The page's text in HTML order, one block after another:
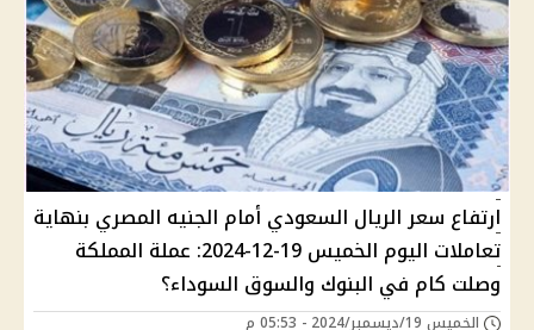
ارتفاع سعر الريال السعودي أمام الجنيه المصري بنهاية
تعاملات اليوم الخميس 19-12-2024: عملة المملكة
وصلت كام في البنوك والسوق السوداء؟
الخميس 19/ديسمبر/2024 - 05:53 م